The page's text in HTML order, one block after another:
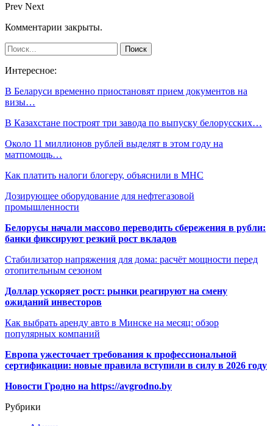
Prev Next
Комментарии закрыты.
Интересное:
В Беларуси временно приостановят прием документов на
визы…
В Казахстане построят три завода по выпуску белорусских…
Около 11 миллионов рублей выделят в этом году на
матпомощь…
Как платить налоги блогеру, объяснили в МНС
Дозирующее оборудование для нефтегазовой
промышленности
Белорусы начали массово переводить сбережения в рубли:
банки фиксируют резкий рост вкладов
Стабилизатор напряжения для дома: расчёт мощности перед
отопительным сезоном
Доллар ускоряет рост: рынки реагируют на смену
ожиданий инвесторов
Как выбрать аренду авто в Минске на месяц: обзор
популярных компаний
Европа ужесточает требования к профессиональной
сертификации: новые правила вступили в силу в 2026 году
Новости Гродно на https://avgrodno.by
Рубрики